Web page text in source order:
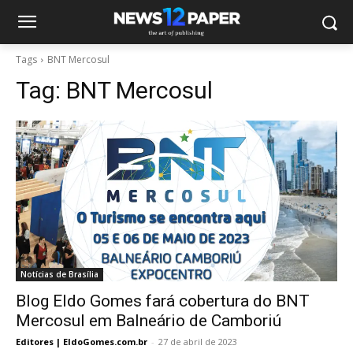
Tags BNT Mercosul
Tag: BNT Mercosul
Notícias de Brasília
Blog Eldo Gomes fará cobertura do BNT
Mercosul em Balneário de Camboriú
Editores | EldoGomes.com.br - 27 de abril de 2023